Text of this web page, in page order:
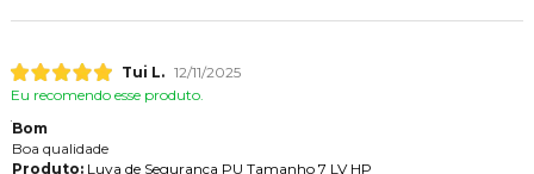
Tui L. 12/11/2025
Eu recomendo esse produto.
Bom
Boa qualidade
Produto:Luva de Segurança PU Tamanho 7 LV HP